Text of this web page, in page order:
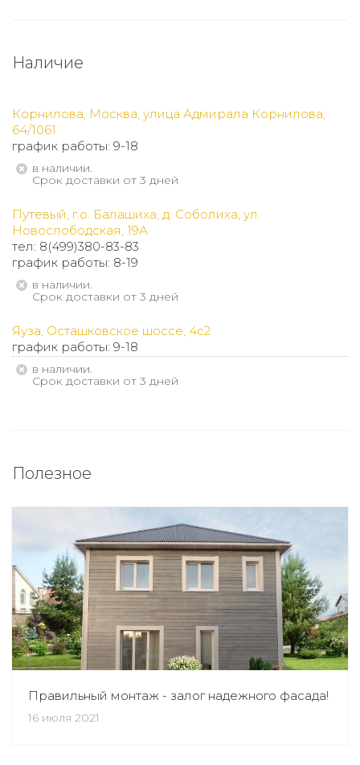
Наличие
Корнилова, Москва, улица Адмирала Корнилова,
64/1061
график работы: 9-18
В наличии.
Срок доставки от 3 дней
Путевый, г.о. Балашиха, д. Соболиха, ул.
Новослободская, 19А
тел: 8(499)380-83-83
график работы: 8-19
В наличии.
Срок доставки от 3 дней
Яуза, Осташковское шоссе, 4с2
график работы: 9-18
В наличии.
Срок доставки от 3 дней
Полезное
Правильный монтаж - залог надежного фасада!
16 июля 2021